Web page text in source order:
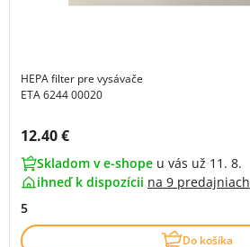
HEPA filter pre vysávače
ETA 6244 00020
Cena s DPH:
12.40 €
Skladom v e-shope u vás už 11. 8.
ihneď k dispozícii na 9 predajniach
5
Do košíka